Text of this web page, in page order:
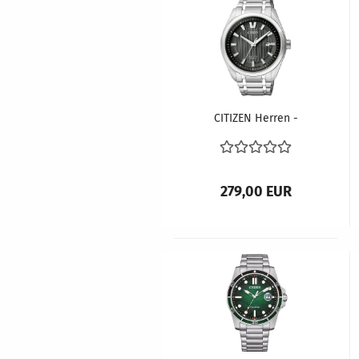
CITIZEN Herren -
DRIVE AW1240-57E
279,00 EUR